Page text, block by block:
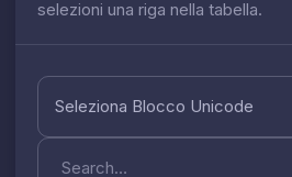
selezioni una riga nella tabella.
Seleziona Blocco Unicode